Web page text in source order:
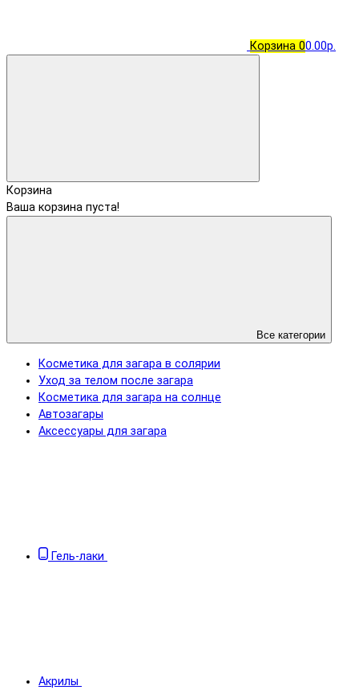
Корзина 00.00р.
Корзина
Ваша корзина пуста!
Все категории
Косметика для загара в солярии
Уход за телом после загара
Косметика для загара на солнце
Автозагары
Аксессуары для загара
Гель-лаки
Акрилы